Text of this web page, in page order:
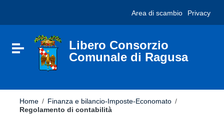
sito
include
Vai al footer
Area di scambio Privacy
Attiva / disattiva la navigazione
Libero Consorzio
Comunale di Ragusa
Home / Finanza e bilancio-Imposte-Economato /
Regolamento di contabilità